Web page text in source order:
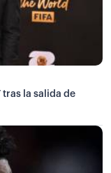
tras la salida de